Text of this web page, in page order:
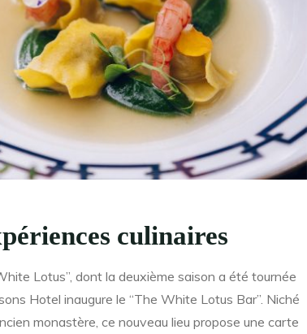
culinaires
Lotus”, dont la deuxième saison a été tournée
Hotel inaugure le “The White Lotus Bar”. Niché
monastère, ce nouveau lieu propose une carte